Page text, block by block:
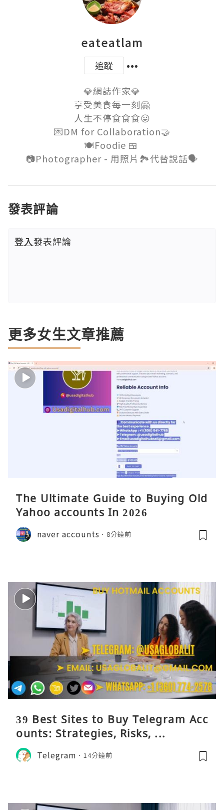
eateatlam
追蹤
💎網誌作家💎
享受美食每一刻🤗
人生不停食食食😛
💌DM for Collaboration🤝
🍽Foodie 🍱
發表評論
登入發表評論
更多女生文章推薦
The Ultimate Guide to Buying Old
Yahoo accounts In 2026
naver accounts 8分鐘前
39 Best Sites to Buy Telegram Acc
ounts: Strategies, Risks, ...
Telegram 14分鐘前